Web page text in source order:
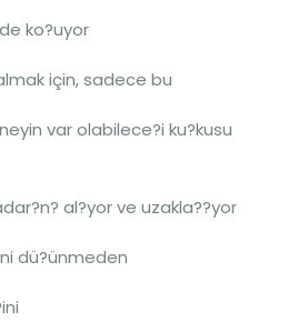
ko?uyor
için, sadece bu
var olabilece?i ku?kusu
al?yor ve uzakla??yor
dü?ünmeden